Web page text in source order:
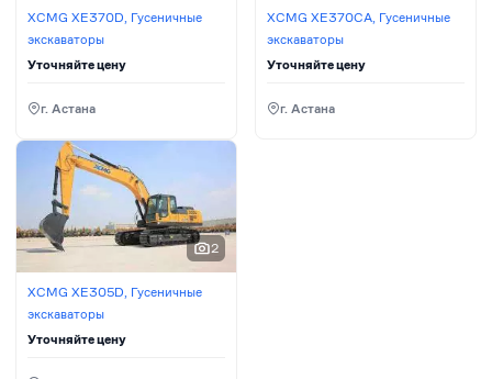
XCMG XE370D, Гусеничные
экскаваторы
Уточняйте цену
г. Астана
XCMG XE370CA, Гусеничные
экскаваторы
Уточняйте цену
г. Астана
2
XCMG XE305D, Гусеничные
экскаваторы
Уточняйте цену